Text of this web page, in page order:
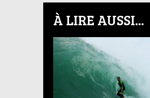
À LIRE AUSSI...